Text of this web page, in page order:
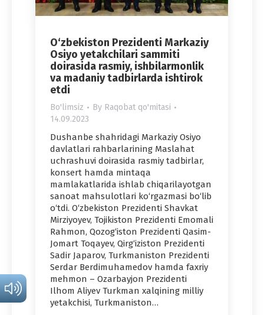
O‘zbekiston Prezidenti Markaziy
Osiyo yetakchilari sammiti
doirasida rasmiy, ishbilarmonlik
va madaniy tadbirlarda ishtirok
etdi
Bo'limsiz By Raqobat qo'mitasi
14.09.2023
Dushanbe shahridagi Markaziy Osiyo
davlatlari rahbarlarining Maslahat
uchrashuvi doirasida rasmiy tadbirlar,
konsert hamda mintaqa
mamlakatlarida ishlab chiqarilayotgan
sanoat mahsulotlari ko‘rgazmasi bo‘lib
o‘tdi. O‘zbekiston Prezidenti Shavkat
Mirziyoyev, Tojikiston Prezidenti Emomali
Rahmon, Qozog‘iston Prezidenti Qasim-
Jomart Toqayev, Qirg‘iziston Prezidenti
Sadir Japarov, Turkmaniston Prezidenti
Serdar Berdimuhamedov hamda faxriy
mehmon – Ozarbayjon Prezidenti
Ilhom Aliyev Turkman xalqining milliy
yetakchisi, Turkmaniston…